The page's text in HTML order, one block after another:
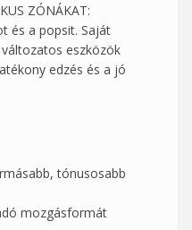
ZÓNÁKAT:
és a popsit. Saját
eszközök
edzés és a jó
tónusosabb
mozgásformát